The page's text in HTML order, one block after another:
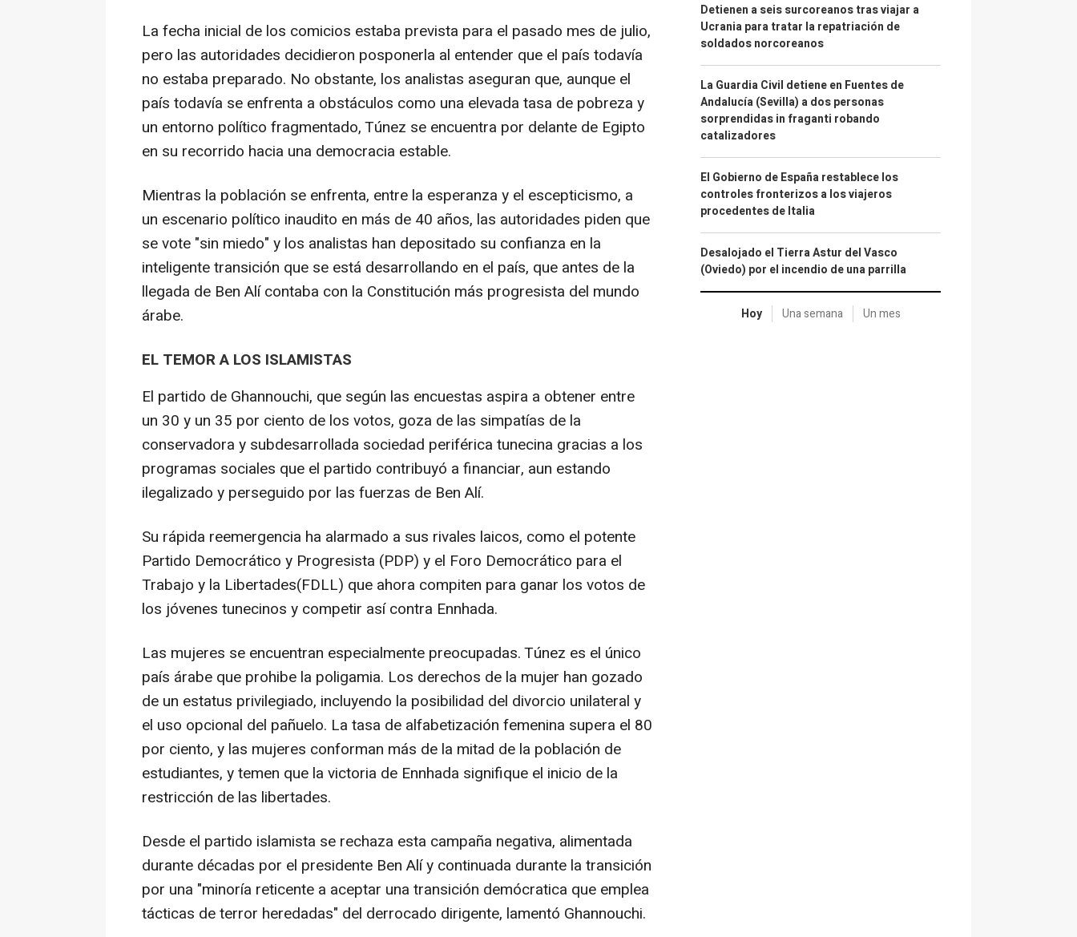
La fecha inicial de los comicios estaba prevista para el pasado mes de julio,
pero las autoridades decidieron posponerla al entender que el país todavía
no estaba preparado. No obstante, los analistas aseguran que, aunque el
país todavía se enfrenta a obstáculos como una elevada tasa de pobreza y
un entorno político fragmentado, Túnez se encuentra por delante de Egipto
en su recorrido hacia una democracia estable.
Mientras la población se enfrenta, entre la esperanza y el escepticismo, a
un escenario político inaudito en más de 40 años, las autoridades piden que
se vote "sin miedo" y los analistas han depositado su confianza en la
inteligente transición que se está desarrollando en el país, que antes de la
llegada de Ben Alí contaba con la Constitución más progresista del mundo
árabe.
EL TEMOR A LOS ISLAMISTAS
El partido de Ghannouchi, que según las encuestas aspira a obtener entre
un 30 y un 35 por ciento de los votos, goza de las simpatías de la
conservadora y subdesarrollada sociedad periférica tunecina gracias a los
programas sociales que el partido contribuyó a financiar, aun estando
ilegalizado y perseguido por las fuerzas de Ben Alí.
Su rápida reemergencia ha alarmado a sus rivales laicos, como el potente
Partido Democrático y Progresista (PDP) y el Foro Democrático para el
Trabajo y la Libertades(FDLL) que ahora compiten para ganar los votos de
los jóvenes tunecinos y competir así contra Ennhada.
Las mujeres se encuentran especialmente preocupadas. Túnez es el único
país árabe que prohibe la poligamia. Los derechos de la mujer han gozado
de un estatus privilegiado, incluyendo la posibilidad del divorcio unilateral y
el uso opcional del pañuelo. La tasa de alfabetización femenina supera el 80
por ciento, y las mujeres conforman más de la mitad de la población de
estudiantes, y temen que la victoria de Ennhada signifique el inicio de la
restricción de las libertades.
Desde el partido islamista se rechaza esta campaña negativa, alimentada
durante décadas por el presidente Ben Alí y continuada durante la transición
por una "minoría reticente a aceptar una transición demócratica que emplea
tácticas de terror heredadas" del derrocado dirigente, lamentó Ghannouchi.
Detienen a seis surcoreanos tras viajar a
Ucrania para tratar la repatriación de
soldados norcoreanos
La Guardia Civil detiene en Fuentes de
Andalucía (Sevilla) a dos personas
sorprendidas in fraganti robando
catalizadores
El Gobierno de España restablece los
controles fronterizos a los viajeros
procedentes de Italia
Desalojado el Tierra Astur del Vasco
(Oviedo) por el incendio de una parrilla
Hoy Una semana Un mes